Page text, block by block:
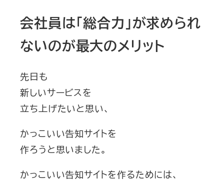
会社員は「総合力」が求められ
ないのが最大のメリット
先日も
新しいサービスを
立ち上げたいと思い、
かっこいい告知サイトを
作ろうと思いました。
かっこいい告知サイトを作るためには、